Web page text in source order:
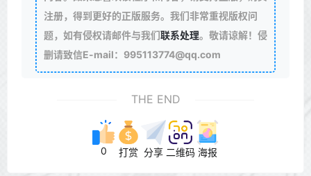
注册，得到更好的正版服务。我们非常重视版权问
题，如有侵权请邮件与我们联系处理。敬请谅解！侵
删请致信E-mail：995113774@qq.com
THE END
0 打赏 分享 二维码 海报